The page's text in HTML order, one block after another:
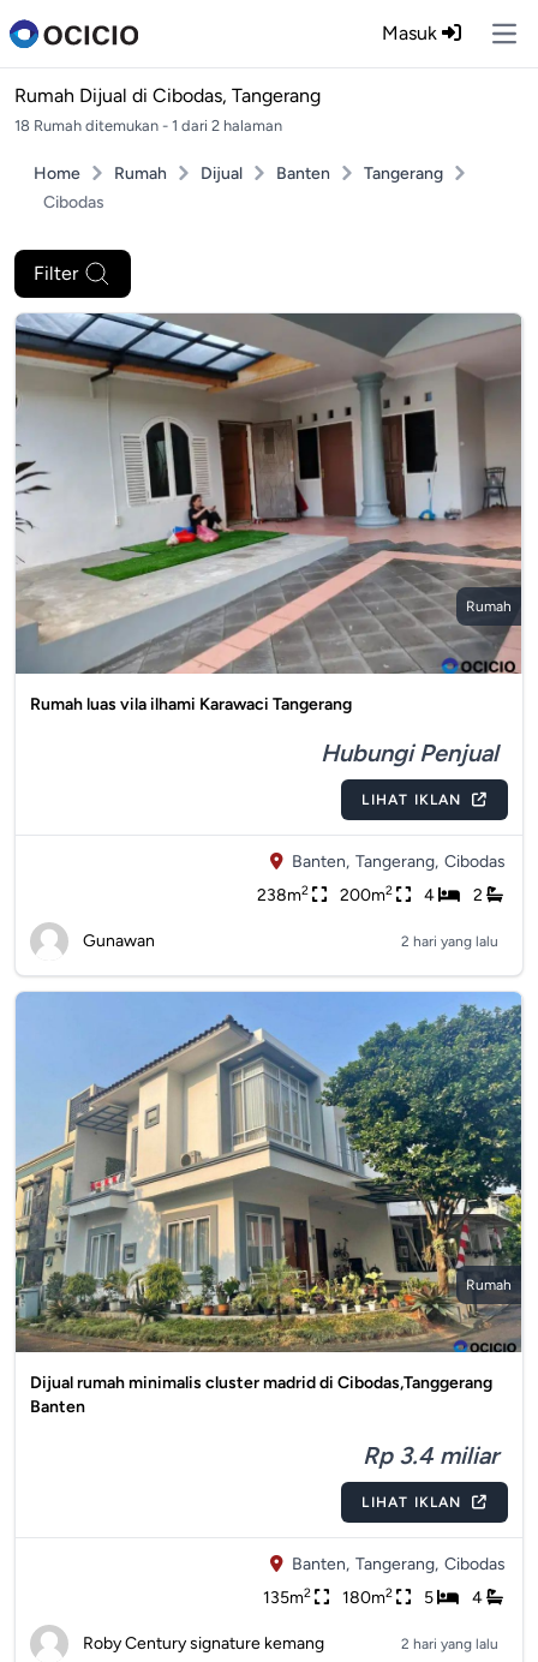
Masuk
Rumah Dijual di Cibodas, Tangerang
18 Rumah ditemukan - 1 dari 2 halaman
Home Rumah Dijual Banten
Tangerang
Cibodas
Filter
Rumah
Rumah luas vila ilhami Karawaci Tangerang
Hubungi Penjual
LIHAT IKLAN
Banten, Tangerang, Cibodas
238m2 200m2 4 2
Gunawan 2 hari yang lalu
Rumah
Dijual rumah minimalis cluster madrid di Cibodas,Tanggerang
Banten
Rp 3.4 miliar
LIHAT IKLAN
Banten, Tangerang, Cibodas
135m2 180m2 5 4
Roby Century signature kemang 2 hari yang lalu